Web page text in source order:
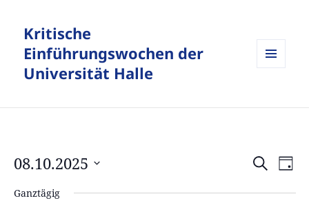
Kritische
Einführungswochen der
Universität Halle
und
SUCHE
TAG
08.10.2025
wählen.
Ganztägig